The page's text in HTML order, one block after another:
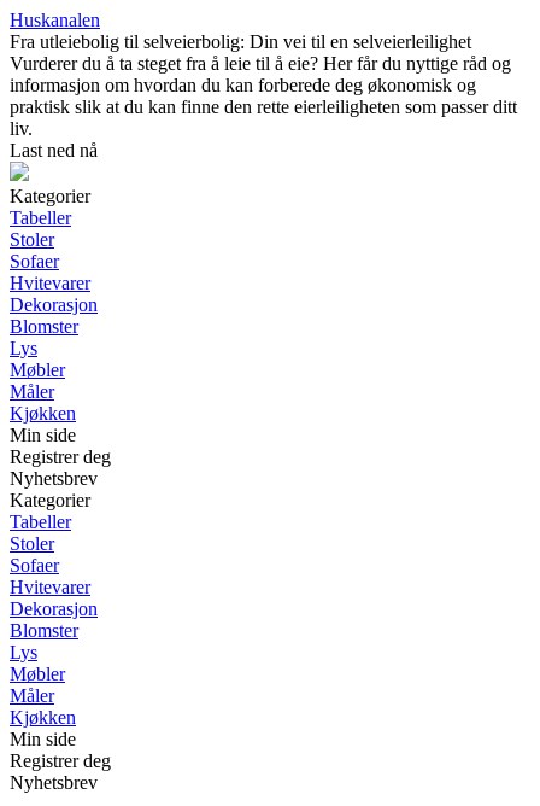
Huskanalen
Fra utleiebolig til selveierbolig: Din vei til en selveierleilighet
Vurderer du å ta steget fra å leie til å eie? Her får du nyttige råd og
informasjon om hvordan du kan forberede deg økonomisk og
praktisk slik at du kan finne den rette eierleiligheten som passer ditt
liv.
Last ned nå
Kategorier
Tabeller
Stoler
Sofaer
Hvitevarer
Dekorasjon
Blomster
Lys
Møbler
Måler
Kjøkken
Min side
Registrer deg
Nyhetsbrev
Kategorier
Tabeller
Stoler
Sofaer
Hvitevarer
Dekorasjon
Blomster
Lys
Møbler
Måler
Kjøkken
Min side
Registrer deg
Nyhetsbrev